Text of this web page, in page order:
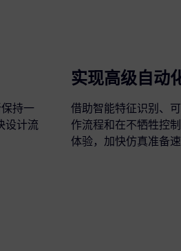
持一
设计流
实现高级自动
借助智能特征识别、
作流程和在不牺牲控
体验，加快仿真准备速